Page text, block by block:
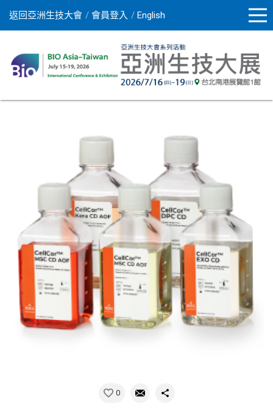
返回亞洲生技大會 會員登入 English
0